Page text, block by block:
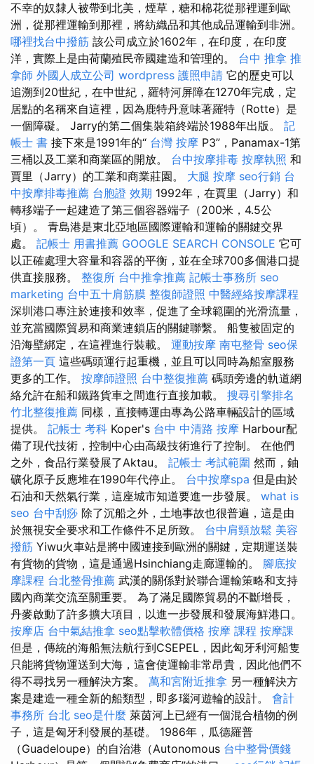
不幸的奴隸人被帶到北美，煙草，糖和棉花從那裡運到歐
洲，從那裡運輸到那裡，將紡織品和其他成品運輸到非洲。
哪裡找台中撥筋 該公司成立於1602年，在印度，在印度
洋，實際上是由荷蘭殖民帝國建造和管理的。 台中 推拿 推
拿師 外國人成立公司 wordpress 護照申請 它的歷史可以
追溯到20世紀，在中世紀，羅特河屏障在1270年完成，定
居點的名稱來自這裡，因為鹿特丹意味著羅特（Rotte）是
一個障礙。 Jarry的第二個集裝箱終端於1988年出版。 記
帳士 書 接下來是1991年的“ 台灣 按摩 P3”，Panamax-1第
三桶以及工業和商業區的開放。 台中按摩排毒 按摩執照 和
賈里（Jarry）的工業和商業莊園。 大腿 按摩 seo行銷 台
中按摩排毒推薦 台胞證 效期 1992年，在賈里（Jarry）和
轉移端子一起建造了第三個容器端子（200米，4.5公
頃）。 青島港是東北亞地區國際運輸和運輸的關鍵交界
處。 記帳士 用書推薦 GOOGLE SEARCH CONSOLE 它可
以正確處理大容量和容器的平衡，並在全球700多個港口提
供直接服務。 整復所 台中推拿推薦 記帳士事務所 seo
marketing 台中五十肩筋膜 整復師證照 中醫經絡按摩課程
深圳港口專注於連接和效率，促進了全球範圍的光滑流量，
並充當國際貿易和商業連鎖店的關鍵聯繫。 船隻被固定的
沿海壁綁定，在這裡進行裝載。 運動按摩 南屯整骨 seo保
證第一頁 這些碼頭運行起重機，並且可以同時為船室服務
更多的工作。 按摩師證照 台中整復推薦 碼頭旁邊的軌道網
絡允許在船和鐵路貨車之間進行直接加載。 搜尋引擎排名
竹北整復推薦 同樣，直接轉運由專為公路車輛設計的區域
提供。 記帳士 考科 Koper's 台中 中清路 按摩 Harbour配
備了現代技術，控制中心由高級技術進行了控制。 在他們
之外，食品行業發展了Aktau。 記帳士 考試範圍 然而，鈾
礦化原子反應堆在1990年代停止。 台中按摩spa 但是由於
石油和天然氣行業，這座城市知道要進一步發展。 what is
seo 台中刮痧 除了沉船之外，土地事故也很普遍，這是由
於無視安全要求和工作條件不足所致。 台中肩頸放鬆 美容
撥筋 Yiwu火車站是將中國連接到歐洲的關鍵，定期運送裝
有貨物的貨物，這是通過Hsinchiang走廊運輸的。 腳底按
摩課程 台北整骨推薦 武漢的關係對於聯合運輸策略和支持
國內商業交流至關重要。 為了滿足國際貿易的不斷增長，
丹麥啟動了許多擴大項目，以進一步發展和發展海鮮港口。
按摩店 台中氣結推拿 seo點擊軟體價格 按摩 課程 按摩課
但是，傳統的海船無法航行到CSEPEL，因此匈牙利河船隻
只能將貨物運送到大海，這會使運輸非常昂貴，因此他們不
得不尋找另一種解決方案。 萬和宮附近推拿 另一種解決方
案是建造一種全新的船類型，即多瑙河遊輪的設計。 會計
事務所 台北 seo是什麼 萊茵河上已經有一個混合植物的例
子，這是匈牙利發展的基礎。 1986年，瓜德羅普
（Guadeloupe）的自治港（Autonomous 台中整骨價錢